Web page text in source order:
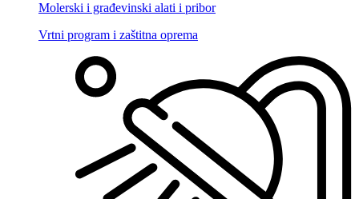
Molerski i građevinski alati i pribor
Vrtni program i zaštitna oprema